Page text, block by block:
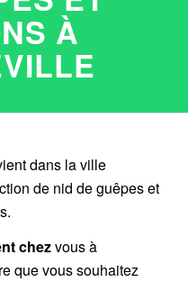
À
dans la ville
de nid de guêpes et
chezvous à
que vous souhaitez